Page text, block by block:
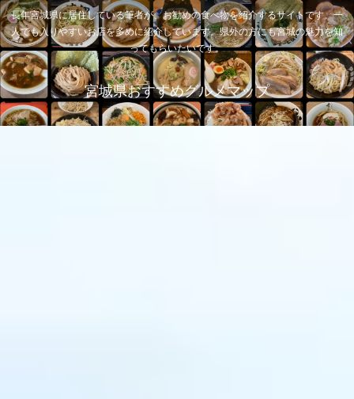
長年宮城県に居住している筆者が、お勧めの食べ物を紹介するサイトです。一
人でも入りやすいお店を多めに紹介しています。県外の方にも宮城の魅力を知
ってもらいたいです。
宮城県おすすめグルメマップ